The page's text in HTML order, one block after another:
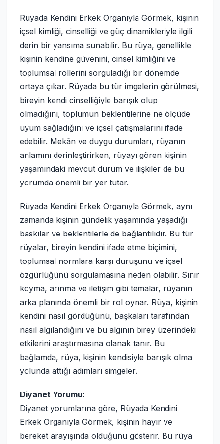
Rüyada Kendini Erkek Organıyla Görmek, kişinin
içsel kimliği, cinselliği ve güç dinamikleriyle ilgili
derin bir yansıma sunabilir. Bu rüya, genellikle
kişinin kendine güvenini, cinsel kimliğini ve
toplumsal rollerini sorguladığı bir dönemde
ortaya çıkar. Rüyada bu tür imgelerin görülmesi,
bireyin kendi cinselliğiyle barışık olup
olmadığını, toplumun beklentilerine ne ölçüde
uyum sağladığını ve içsel çatışmalarını ifade
edebilir. Mekân ve duygu durumları, rüyanın
anlamını derinleştirirken, rüyayı gören kişinin
yaşamındaki mevcut durum ve ilişkiler de bu
yorumda önemli bir yer tutar.
Rüyada Kendini Erkek Organıyla Görmek, aynı
zamanda kişinin gündelik yaşamında yaşadığı
baskılar ve beklentilerle de bağlantılıdır. Bu tür
rüyalar, bireyin kendini ifade etme biçimini,
toplumsal normlara karşı duruşunu ve içsel
özgürlüğünü sorgulamasına neden olabilir. Sınır
koyma, arınma ve iletişim gibi temalar, rüyanın
arka planında önemli bir rol oynar. Rüya, kişinin
kendini nasıl gördüğünü, başkaları tarafından
nasıl algılandığını ve bu algının birey üzerindeki
etkilerini araştırmasına olanak tanır. Bu
bağlamda, rüya, kişinin kendisiyle barışık olma
yolunda attığı adımları simgeler.
Diyanet Yorumu:
Diyanet yorumlarına göre, Rüyada Kendini
Erkek Organıyla Görmek, kişinin hayır ve
bereket arayışında olduğunu gösterir. Bu rüya,